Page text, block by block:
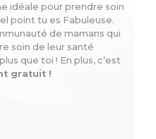
idéale pour prendre soin
point tu es Fabuleuse.
de mamans qui
soin de leur santé
que toi ! En plus, c’est
gratuit !